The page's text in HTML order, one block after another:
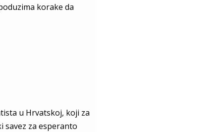
korake da
u Hrvatskoj, koji za
savez za esperanto